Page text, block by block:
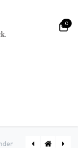
0